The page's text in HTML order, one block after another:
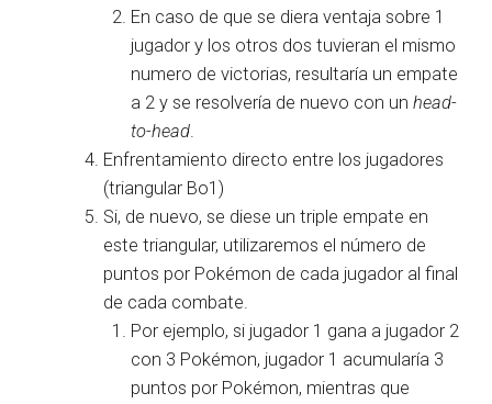
En caso de que se diera ventaja sobre 1
jugador y los otros dos tuvieran el mismo
numero de victorias, resultaría un empate
a 2 y se resolvería de nuevo con un head-
to-head
Enfrentamiento directo entre los jugadores
(triangular Bo1)
Si, de nuevo, se diese un triple empate en
este triangular, utilizaremos el número de
puntos por Pokémon de cada jugador al final
de cada combate.
Por ejemplo, si jugador 1 gana a jugador 2
con 3 Pokémon, jugador 1 acumularía 3
puntos por Pokémon, mientras que